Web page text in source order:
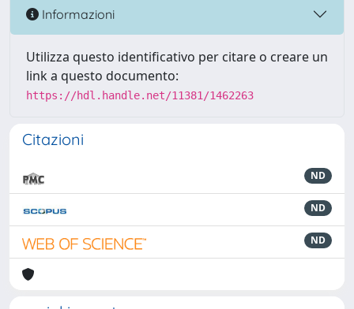
Informazioni
Utilizza questo identificativo per citare o creare un
link a questo documento:
https://hdl.handle.net/11381/1462263
Citazioni
ND
ND
ND